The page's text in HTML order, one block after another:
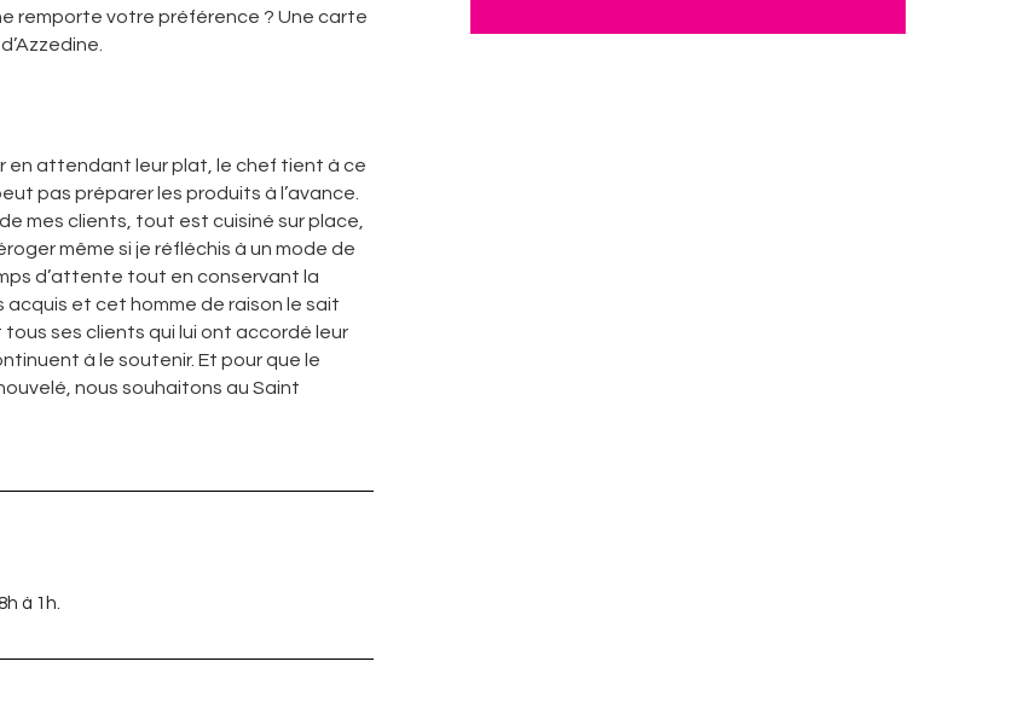
remporte votre préférence ? Une carte
en attendant leur plat, le chef tient à ce
pas préparer les produits à l’avance.
mes clients, tout est cuisiné sur place,
même si je réfléchis à un mode de
d’attente tout en conservant la
acquis et cet homme de raison le sait
tous ses clients qui lui ont accordé leur
à le soutenir. Et pour que le
nous souhaitons au Saint
à 1h.